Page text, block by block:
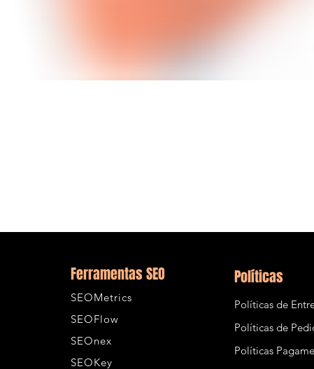
Ferramentas SEO
SEOMetrics
SEOFlow
SEOnex
SEOKey
Políticas
Políticas de
Políticas de
Políticas